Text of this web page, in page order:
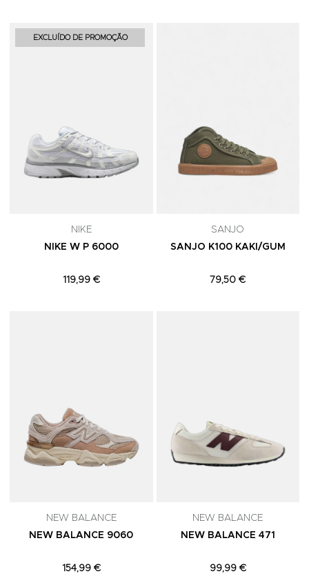
EXCLUÍDO DE PROMOÇÃO
NIKE
NIKE W P 6000
119,99 €
SANJO
SANJO K100 KAKI/GUM
79,50 €
NEW BALANCE
NEW BALANCE 9060
154,99 €
NEW BALANCE
NEW BALANCE 471
99,99 €